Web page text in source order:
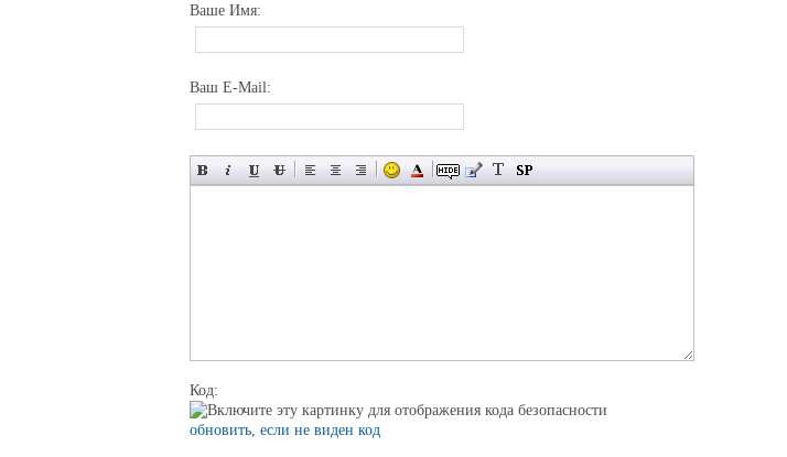
Ваше Имя:
Ваш E-Mail:
Код:
обновить, если не виден код